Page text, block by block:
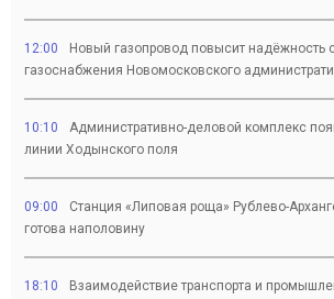
12:00
Новый газопровод повысит надёжность
газоснабжения Новомосковского
10:10
Административно-деловой комплекс
линии Ходынского поля
09:00
Станция «Липовая роща» Рублево-
готова наполовину
18:10
Взаимодействие транспорта и